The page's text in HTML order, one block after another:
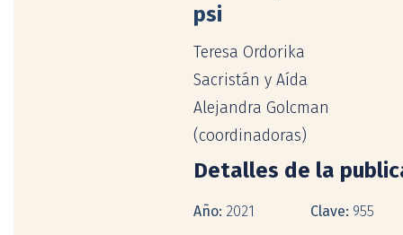
psi
Teresa Ordorika
Sacristán y Aída
Alejandra Golcman
(coordinadoras)
Detalles de la
Año: 2021 Clave: 955